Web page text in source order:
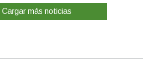
Cargar más noticias